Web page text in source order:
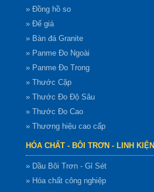
» Đồng hồ so
» Đế giá
» Bàn đá Granite
» Panme Đo Ngoài
» Panme Đo Trong
» Thước Cặp
» Thước Đo Độ Sâu
» Thước Đo Cao
» Thương hiệu cao cấp
HÓA CHẤT - BÔI TRƠN - LINH KIỆN
» Dầu Bôi Trơn - Gỉ Sét
» Hóa chất công nghiệp